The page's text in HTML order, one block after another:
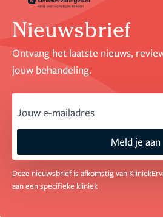
Nieuwsbrief
Ontvang het laatste nieuws,
jouw behandeling.
Meld je aan
Deze nieuwsbrief is afkomstig van
aan een specifieke kliniek